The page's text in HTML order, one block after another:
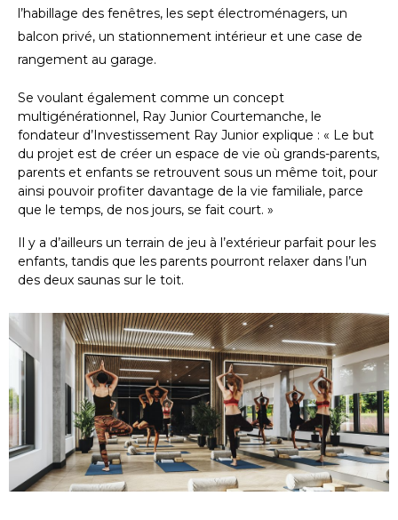
l’habillage des fenêtres, les sept électroménagers, un
balcon privé, un stationnement intérieur et une case de
rangement au garage.
Se voulant également comme un concept
multigénérationnel, Ray Junior Courtemanche, le
fondateur d’Investissement Ray Junior explique : « Le but
du projet est de créer un espace de vie où grands-parents,
parents et enfants se retrouvent sous un même toit, pour
ainsi pouvoir profiter davantage de la vie familiale, parce
que le temps, de nos jours, se fait court. »
Il y a d’ailleurs un terrain de jeu à l’extérieur parfait pour les
enfants, tandis que les parents pourront relaxer dans l’un
des deux saunas sur le toit.